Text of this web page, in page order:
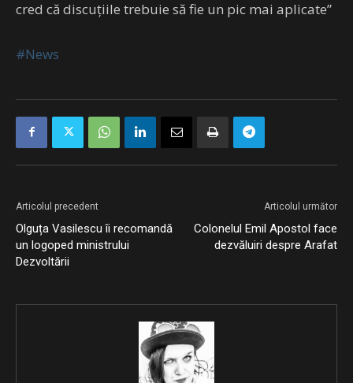
cred că discuţiile trebuie să fie un pic mai aplicate”
#News
Articolul precedent
Olguța Vasilescu îi recomandă
un logoped ministrului
Dezvoltării
Articolul următor
Colonelul Emil Apostol face
dezvăluiri despre Arafat